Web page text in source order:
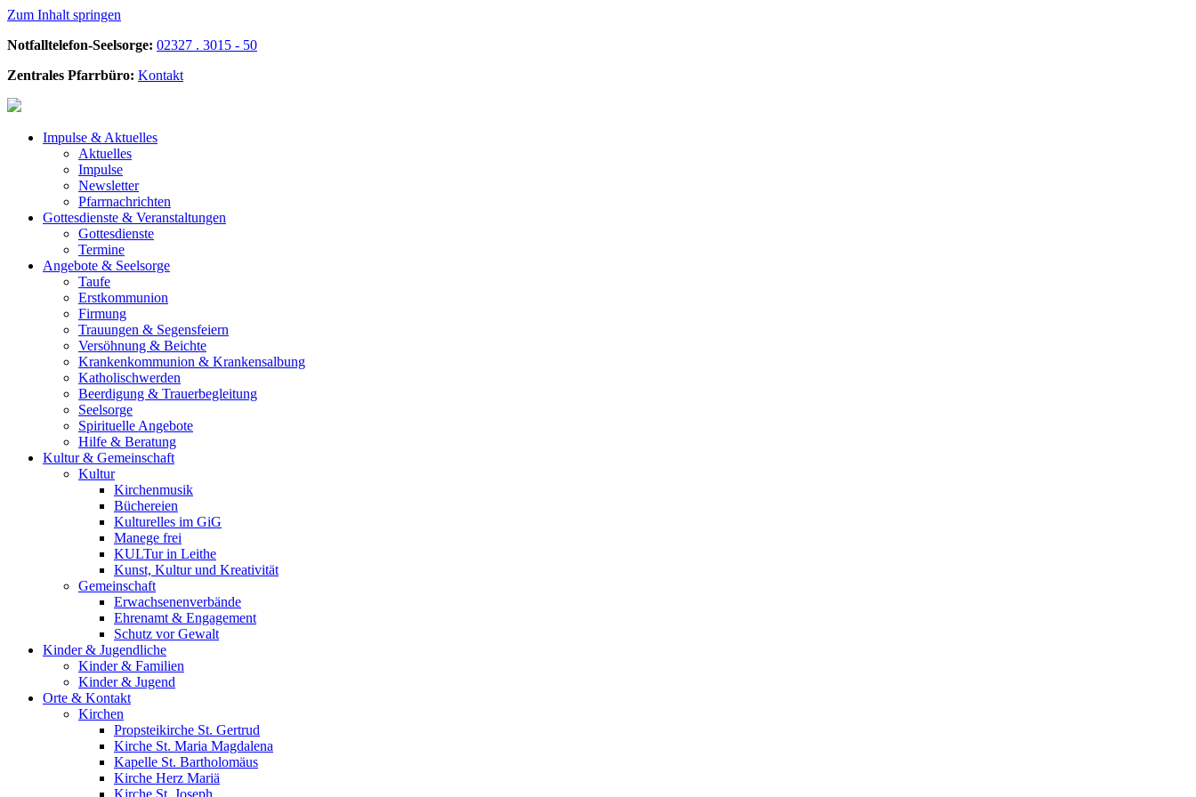
Zum Inhalt springen
Notfalltelefon-Seelsorge: 02327 . 3015 - 50
Zentrales Pfarrbüro: Kontakt
Impulse & Aktuelles
Aktuelles
Impulse
Newsletter
Pfarrnachrichten
Gottesdienste & Veranstaltungen
Gottesdienste
Termine
Angebote & Seelsorge
Taufe
Erstkommunion
Firmung
Trauungen & Segensfeiern
Versöhnung & Beichte
Krankenkommunion & Krankensalbung
Katholischwerden
Beerdigung & Trauerbegleitung
Seelsorge
Spirituelle Angebote
Hilfe & Beratung
Kultur & Gemeinschaft
Kultur
Kirchenmusik
Büchereien
Kulturelles im GiG
Manege frei
KULTur in Leithe
Kunst, Kultur und Kreativität
Gemeinschaft
Erwachsenenverbände
Ehrenamt & Engagement
Schutz vor Gewalt
Kinder & Jugendliche
Kinder & Familien
Kinder & Jugend
Orte & Kontakt
Kirchen
Propsteikirche St. Gertrud
Kirche St. Maria Magdalena
Kapelle St. Bartholomäus
Kirche Herz Mariä
Kirche St. Joseph